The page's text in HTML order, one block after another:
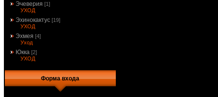
Эчеверия [1]
УХОД
Эхинокактус [19]
УХОД
Эхмея [4]
Уход
Юкка [2]
УХОД
Форма входа